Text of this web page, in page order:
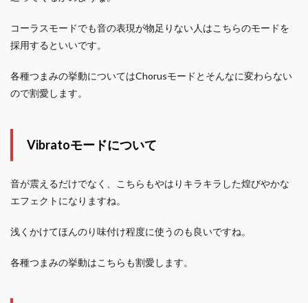
コーラスモードでも音の表現が物足りない人はこちらのモードを
採用するといいです。
各種つまみの挙動についてはChorusモードとそんなに変わらない
ので割愛します。
Vibratoモードについて
音が震えるだけでなく、こちらもやはりキラキラした煌びやかな
エフェクトになりますね。
浅くかけてほんのり味付け程度に使うのも良いですね。
各種つまみの挙動はこちらも割愛します。